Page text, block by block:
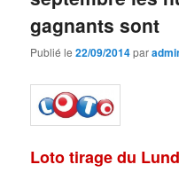
gagnants sont
Publié le22/09/2014par
Loto tirage du